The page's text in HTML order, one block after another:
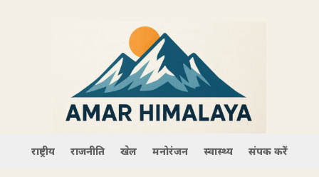
राष्ट्रीय राजनीति खेल मनोरंजन स्वास्थ्य संपर्क करें